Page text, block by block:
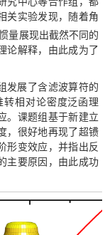
关实验发现，随着角
量展现出截然不同的
论解释，由此成为了
发展了含滤波算符的
相对论密度泛函理
。课题组基于新建立
，很好地再现了超镄
形变效应，并指出反
主要原因，由此成功